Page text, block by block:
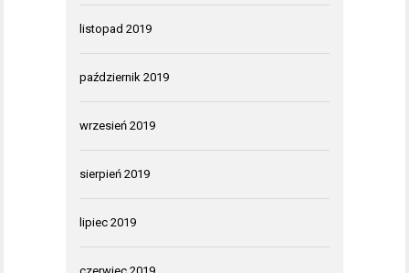
listopad 2019
październik 2019
wrzesień 2019
sierpień 2019
lipiec 2019